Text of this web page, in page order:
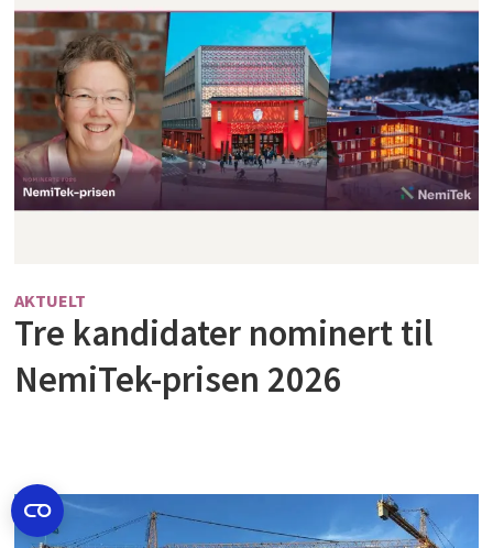
AKTUELT
Tre kandidater nominert til
NemiTek-prisen 2026